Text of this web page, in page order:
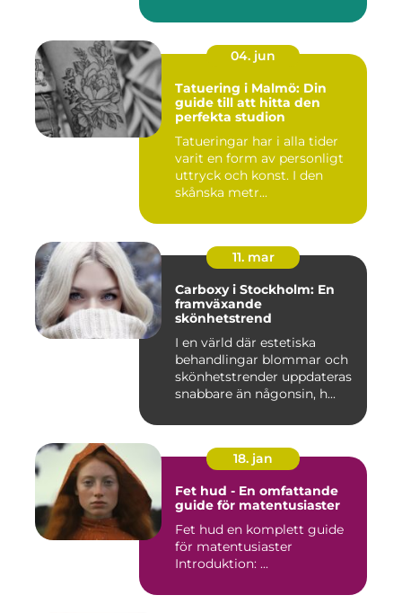
04. jun
Tatuering i Malmö: Din
guide till att hitta den
perfekta studion
Tatueringar har i alla tider
varit en form av personligt
uttryck och konst. I den
skånska metr...
11. mar
Carboxy i Stockholm: En
framväxande
skönhetstrend
I en värld där estetiska
behandlingar blommar och
skönhetstrender uppdateras
snabbare än någonsin, h...
18. jan
Fet hud - En omfattande
guide för matentusiaster
Fet hud en komplett guide
för matentusiaster
Introduktion: ...